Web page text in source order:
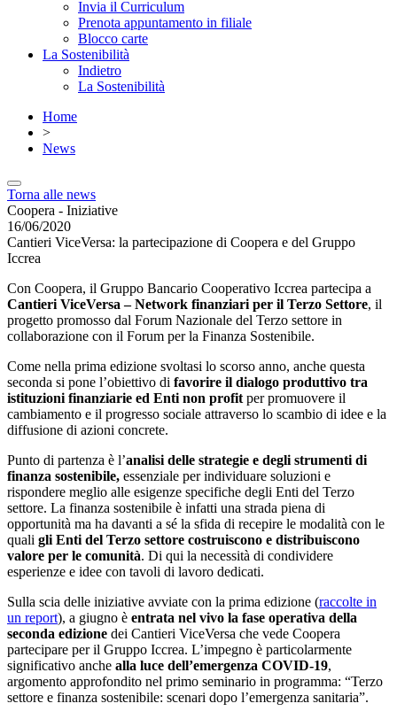
Invia il Curriculum
Prenota appuntamento in filiale
Blocco carte
La Sostenibilità
Indietro
La Sostenibilità
Home
>
News
Torna alle news
Coopera - Iniziative
16/06/2020
Cantieri ViceVersa: la partecipazione di Coopera e del Gruppo
Iccrea
Con Coopera, il Gruppo Bancario Cooperativo Iccrea partecipa a
Cantieri ViceVersa – Network finanziari per il Terzo Settore, il
progetto promosso dal Forum Nazionale del Terzo settore in
collaborazione con il Forum per la Finanza Sostenibile.
Come nella prima edizione svoltasi lo scorso anno, anche questa
seconda si pone l’obiettivo di favorire il dialogo produttivo tra
istituzioni finanziarie ed Enti non profit per promuovere il
cambiamento e il progresso sociale attraverso lo scambio di idee e la
diffusione di azioni concrete.
Punto di partenza è l’analisi delle strategie e degli strumenti di
finanza sostenibile, essenziale per individuare soluzioni e
rispondere meglio alle esigenze specifiche degli Enti del Terzo
settore. La finanza sostenibile è infatti una strada piena di
opportunità ma ha davanti a sé la sfida di recepire le modalità con le
quali gli Enti del Terzo settore costruiscono e distribuiscono
valore per le comunità. Di qui la necessità di condividere
esperienze e idee con tavoli di lavoro dedicati.
Sulla scia delle iniziative avviate con la prima edizione (raccolte in
un report), a giugno è entrata nel vivo la fase operativa della
seconda edizione dei Cantieri ViceVersa che vede Coopera
partecipare per il Gruppo Iccrea. L’impegno è particolarmente
significativo anche alla luce dell’emergenza COVID-19,
argomento approfondito nel primo seminario in programma: “Terzo
settore e finanza sostenibile: scenari dopo l’emergenza sanitaria”.